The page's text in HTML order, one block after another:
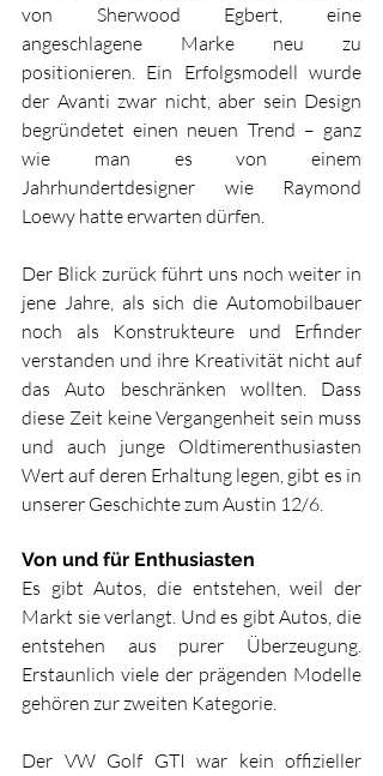
von Sherwood Egbert, eine
angeschlagene Marke neu zu
positionieren. Ein Erfolgsmodell wurde
der Avanti zwar nicht, aber sein Design
begründetet einen neuen Trend – ganz
wie man es von einem
Jahrhundertdesigner wie Raymond
Loewy hatte erwarten dürfen.
Der Blick zurück führt uns noch weiter in
jene Jahre, als sich die Automobilbauer
noch als Konstrukteure und Erfinder
verstanden und ihre Kreativität nicht auf
das Auto beschränken wollten. Dass
diese Zeit keine Vergangenheit sein muss
und auch junge Oldtimerenthusiasten
Wert auf deren Erhaltung legen, gibt es in
unserer Geschichte zum Austin 12/6.
Von und für Enthusiasten
Es gibt Autos, die entstehen, weil der
Markt sie verlangt. Und es gibt Autos, die
entstehen aus purer Überzeugung.
Erstaunlich viele der prägenden Modelle
gehören zur zweiten Kategorie.
Der VW Golf GTI war kein offizieller